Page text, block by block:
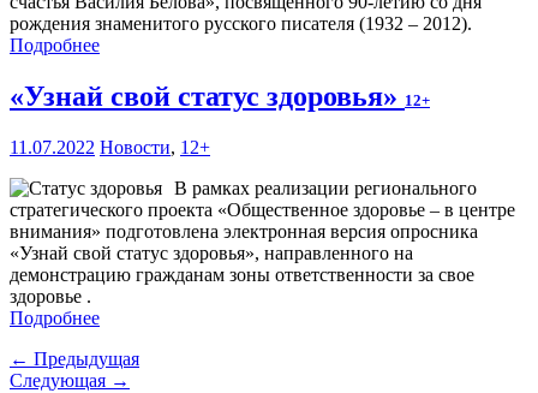
рождения знаменитого русского писателя (1932 – 2012).
Подробнее
«Узнай свой статус здоровья» 12+
11.07.2022 Новости, 12+
В рамках реализации регионального
стратегического проекта «Общественное здоровье – в центре
внимания» подготовлена электронная версия опросника
«Узнай свой статус здоровья», направленного на
демонстрацию гражданам зоны ответственности за свое
здоровье .
Подробнее
← Предыдущая
Следующая →